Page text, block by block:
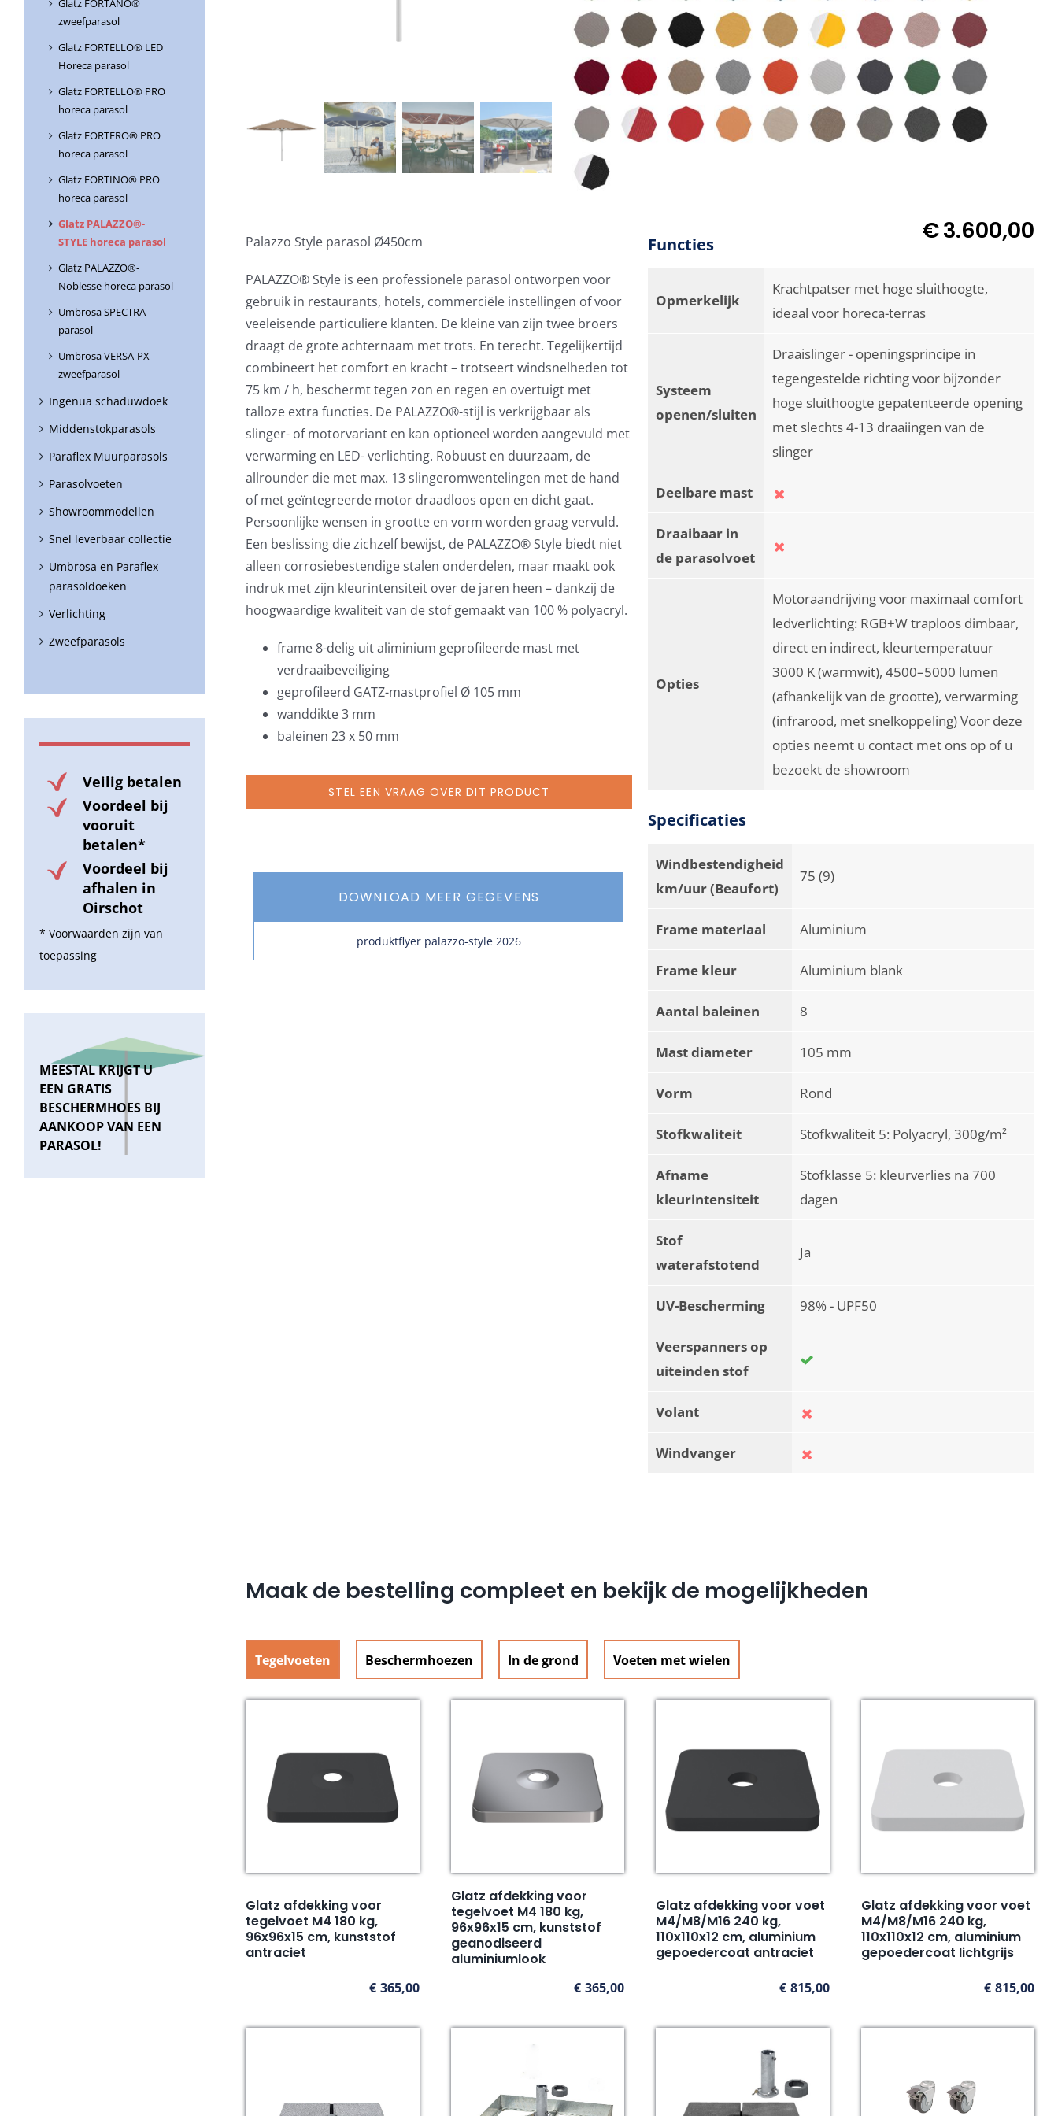
€3.600,00
Palazzo Style parasol Ø450cm
PALAZZO® Style is een professionele parasol ontworpen voor
gebruik in restaurants, hotels, commerciële instellingen of voor
veeleisende particuliere klanten. De kleine van zijn twee broers
draagt ​​de grote achternaam met trots. En terecht. Tegelijkertijd
combineert het comfort en kracht – trotseert windsnelheden tot
75 km / h, beschermt tegen zon en regen en overtuigt met
talloze extra functies. De PALAZZO®-stijl is verkrijgbaar als
slinger- of motorvariant en kan optioneel worden aangevuld met
verwarming en LED- verlichting. Robuust en duurzaam, de
allrounder die met max. 13 slingeromwentelingen met de hand
of met geïntegreerde motor draadloos open en dicht gaat.
Persoonlijke wensen in grootte en vorm worden graag vervuld.
Een beslissing die zichzelf bewijst, de PALAZZO® Style biedt niet
alleen corrosiebestendige stalen onderdelen, maar maakt ook
indruk met zijn kleurintensiteit over de jaren heen – dankzij de
hoogwaardige kwaliteit van de stof gemaakt van 100 % polyacryl.
frame 8-delig uit aliminium geprofileerde mast met
verdraaibeveiliging
geprofileerd GATZ-mastprofiel Ø 105 mm
wanddikte 3 mm
baleinen 23 x 50 mm
STEL EEN VRAAG OVER DIT PRODUCT
DOWNLOAD MEER GEGEVENS
produktflyer palazzo-style 2026
Functies
Opmerkelijk
Krachtpatser met hoge sluithoogte,
ideaal voor horeca-terras
Systeem
openen/sluiten
Draaislinger - openingsprincipe in
tegengestelde richting voor bijzonder
hoge sluithoogte gepatenteerde opening
met slechts 4-13 draaiingen van de
slinger
Deelbare mast
Draaibaar in
de parasolvoet
Opties
Motoraandrijving voor maximaal comfort
ledverlichting: RGB+W traploos dimbaar,
direct en indirect, kleurtemperatuur
3000 K (warmwit), 4500–5000 lumen
(afhankelijk van de grootte), verwarming
(infrarood, met snelkoppeling) Voor deze
opties neemt u contact met ons op of u
bezoekt de showroom
Specificaties
Windbestendigheid
km/uur (Beaufort)
75 (9)
Frame materiaal Aluminium
Frame kleur Aluminium blank
Aantal baleinen 8
Mast diameter 105 mm
Vorm Rond
Stofkwaliteit Stofkwaliteit 5: Polyacryl, 300g/m²
Afname
kleurintensiteit
Stofklasse 5: kleurverlies na 700
dagen
Stof
waterafstotend
Ja
UV-Bescherming 98% - UPF50
Veerspanners op
uiteinden stof
Volant
Windvanger
Maak de bestelling compleet en bekijk de mogelijkheden
Tegelvoeten Beschermhoezen In de grond Voeten met wielen
Glatz afdekking voor
tegelvoet M4 180 kg,
96x96x15 cm, kunststof
antraciet
€ 365,00
Glatz afdekking voor
tegelvoet M4 180 kg,
96x96x15 cm, kunststof
geanodiseerd
aluminiumlook
€ 365,00
Glatz afdekking voor voet
M4/M8/M16 240 kg,
110x110x12 cm, aluminium
gepoedercoat antraciet
€ 815,00
Glatz afdekking voor voet
M4/M8/M16 240 kg,
110x110x12 cm, aluminium
gepoedercoat lichtgrijs
€ 815,00
Glatz FORTANO®
zweefparasol
Glatz FORTELLO® LED
Horeca parasol
Glatz FORTELLO® PRO
horeca parasol
Glatz FORTERO® PRO
horeca parasol
Glatz FORTINO® PRO
horeca parasol
Glatz PALAZZO®-
STYLE horeca parasol
Glatz PALAZZO®-
Noblesse horeca parasol
Umbrosa SPECTRA
parasol
Umbrosa VERSA-PX
zweefparasol
Ingenua schaduwdoek
Middenstokparasols
Paraflex Muurparasols
Parasolvoeten
Showroommodellen
Snel leverbaar collectie
Umbrosa en Paraflex
parasoldoeken
Verlichting
Zweefparasols
Veilig betalen
Voordeel bij
vooruit
betalen*
Voordeel bij
afhalen in
Oirschot
* Voorwaarden zijn van
toepassing
MEESTAL KRIJGT U
EEN GRATIS
BESCHERMHOES BIJ
AANKOOP VAN EEN
PARASOL!